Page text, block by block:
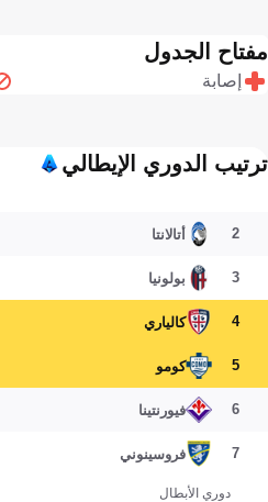
مفتاح الجدول
إصابة
ترتيب الدوري الإيطالي
2 أتالانتا
3 بولونيا
4 كالياري
5 كومو
6 فيورنتينا
7 فروسينوني
دوري الأبطال